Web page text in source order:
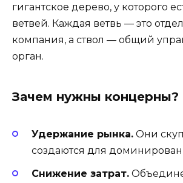
гигантское дерево, у которого
ветвей. Каждая ветвь — это
компания, а ствол — общий
орган.
Зачем нужны концерны?
Удержание рынка. Они
создаются для
Снижение затрат.